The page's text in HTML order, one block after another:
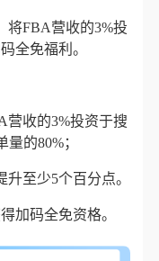
将FBA营收的3%投
全免福利。
营收的3%投资于搜
的80%；
至少5个百分点。
加码全免资格。